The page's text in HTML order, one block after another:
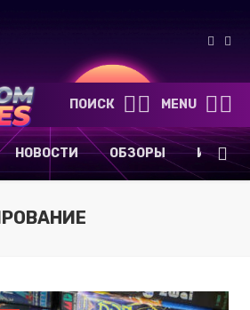
ПОИСК MENU
НОВОСТИ ОБЗОРЫ